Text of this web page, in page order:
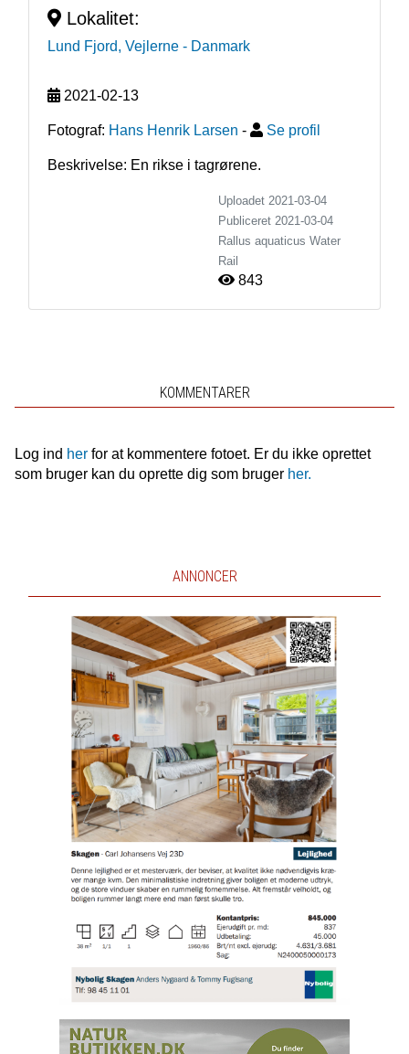
Lokalitet:
Lund Fjord, Vejlerne - Danmark
2021-02-13
Fotograf: Hans Henrik Larsen - Se profil
Beskrivelse: En rikse i tagrørene.
Uploadet 2021-03-04
Publiceret 2021-03-04
Rallus aquaticus Water
Rail
843
KOMMENTARER
Log ind herfor at kommentere fotoet. Er du ikke oprettet
som bruger kan du oprette dig som bruger her.
ANNONCER